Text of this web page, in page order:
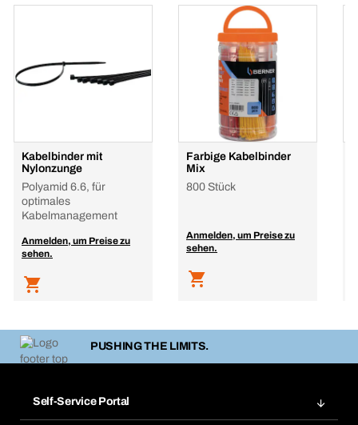
Kabelbinder mit
Nylonzunge
Polyamid 6.6, für
optimales
Kabelmanagement
Anmelden, um Preise zu
sehen.
Farbige Kabelbinder
Mix
800 Stück
Anmelden, um Preise zu
sehen.
PUSHING THE LIMITS.
Self-Service Portal